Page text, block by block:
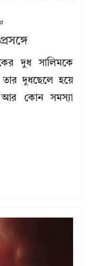
দুধ সালিমকে
দুধছেলে হয়ে
আর কোন সমস্যা